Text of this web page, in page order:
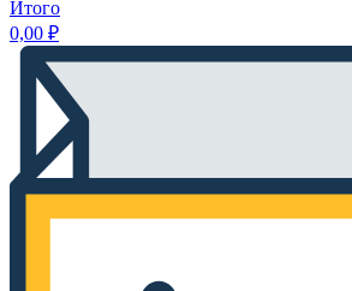
Итого
0,00 ₽